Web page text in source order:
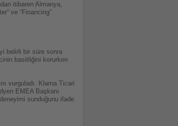
itibaren Almanya,
ve “Financing”
belirli bir süre sonra
basitliğini korurken
vurguladı. Klarna Ticari
EMEA Başkanı
sunduğunu ifade